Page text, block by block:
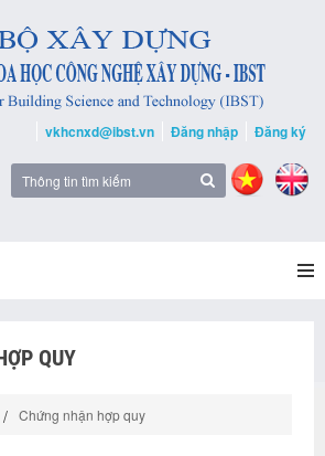
vkhcnxd@ibst.vn Đăng nhập Đăng ký
QUY
Chứng nhận hợp quy